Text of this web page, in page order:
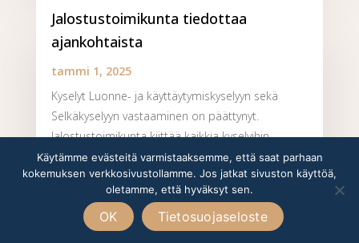
Jalostustoimikunta tiedottaa
ajankohtaista
tammi 1, 2025
Kyselyt Luonne- ja käyttäytymiskyselyyn sekä
Selkäkyselyyn vastaaminen on päättynyt.
Jalostustoimikunta kiittää kaikkia kyselyihin
vastaajia, jotka antoivat arvokasta tietoa rodun
luonteesta- ja käyttäytymisestä sekä
selkäterveyden tilanteesta. Luonne- ja...
Käytämme evästeitä varmistaaksemme, että saat parhaan
kokemuksen verkkosivustollamme. Jos jatkat sivuston käyttöä,
oletamme, että hyväksyt sen.
OK Tietosuojaseloste